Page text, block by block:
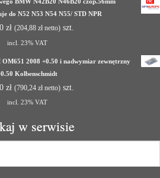
BMW N42B20 N46B20 czop.56mm
do N52 N53 N54 N55/ STD NPR
zł (204,88 zł netto) szt.
incl. 23% VAT
OM651 2008 +0.50 i nadwymiar zewnętrzny
Kolbenschmidt
zł (790,24 zł netto) szt.
incl. 23% VAT
w serwisie